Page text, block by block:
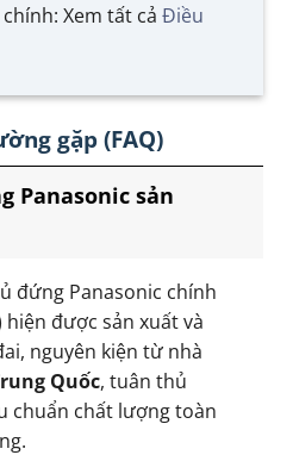
Xem tất cả Điều
gặp (FAQ)
Panasonic sản
đứng Panasonic chính
hiện được sản xuất và
nguyên kiện từ nhà
Quốc, tuân thủ
chuẩn chất lượng toàn